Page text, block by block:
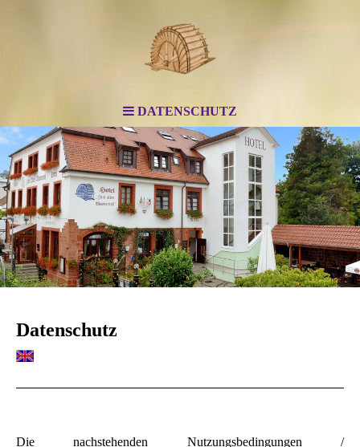
DATENSCHUTZ
Datenschutz
Die nachstehenden Nutzungsbedingungen /